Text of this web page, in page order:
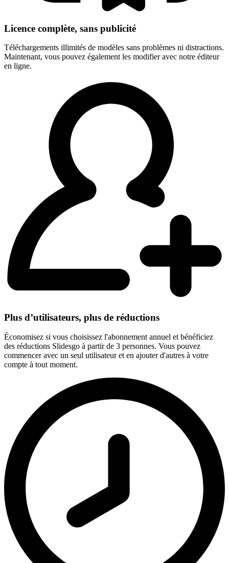
Licence complète, sans publicité
Téléchargements illimités de modèles sans problèmes ni distractions.
Maintenant, vous pouvez également les modifier avec notre éditeur
en ligne.
Plus d’utilisateurs, plus de réductions
Économisez si vous choisissez l'abonnement annuel et bénéficiez
des réductions Slidesgo à partir de 3 personnes. Vous pouvez
commencer avec un seul utilisateur et en ajouter d'autres à votre
compte à tout moment.